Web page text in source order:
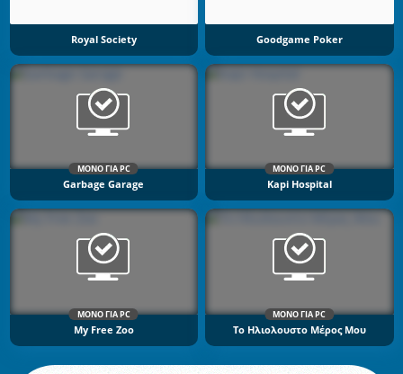
Royal Society Goodgame Poker
ΜΌΝΟ ΓΙΑ PC
Garbage Garage
ΜΌΝΟ ΓΙΑ PC
Kapi Hospital
ΜΌΝΟ ΓΙΑ PC
My Free Zoo
ΜΌΝΟ ΓΙΑ PC
Το Ηλιολουστο Μέρος Μου